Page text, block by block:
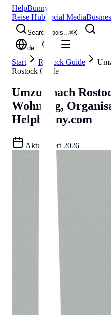
HelpBunny
Reise HubSocial Media
Search tools...⌘K
de
Start Rostock Guide
Rostock Guide
Umzug nach
Wohnung,
Helpbunny.com
Aktualisiert 2026